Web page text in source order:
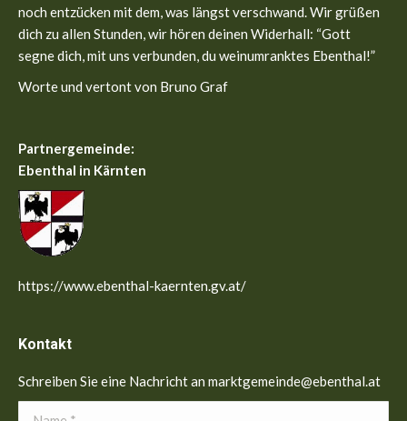
noch entzücken mit dem, was längst verschwand. Wir grüßen
dich zu allen Stunden, wir hören deinen Widerhall: “Gott
segne dich, mit uns verbunden, du weinumranktes Ebenthal!”
Worte und vertont von Bruno Graf
Partnergemeinde:
Ebenthal in Kärnten
https://www.ebenthal-kaernten.gv.at/
Kontakt
Schreiben Sie eine Nachricht an marktgemeinde@ebenthal.at
Name *